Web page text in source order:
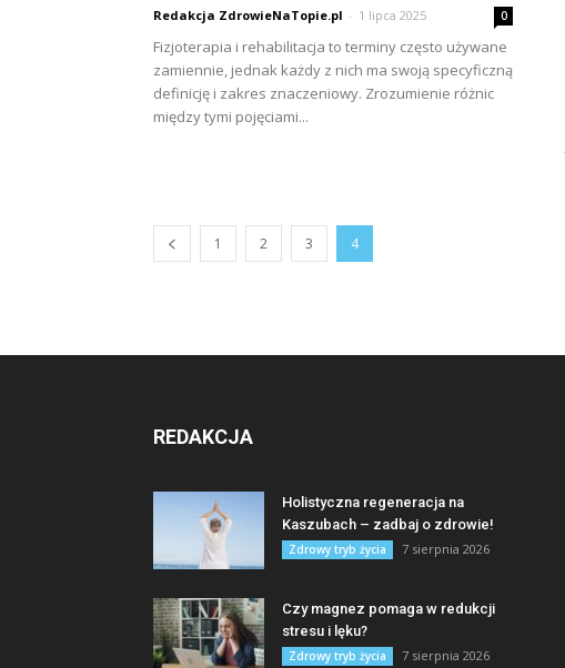
Redakcja ZdrowieNaTopie.pl - 1 lipca 2025 0
Fizjoterapia i rehabilitacja to terminy często używane
zamiennie, jednak każdy z nich ma swoją specyficzną
definicję i zakres znaczeniowy. Zrozumienie różnic
między tymi pojęciami...
1 2 3 4
REDAKCJA
Holistyczna regeneracja na
Kaszubach – zadbaj o zdrowie!
Zdrowy tryb życia 7 sierpnia 2026
Czy magnez pomaga w redukcji
stresu i lęku?
Zdrowy tryb życia 7 sierpnia 2026